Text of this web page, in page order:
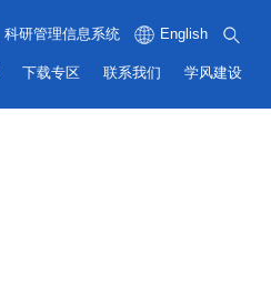
科研管理信息系统 English
下载专区 联系我们 学风建设